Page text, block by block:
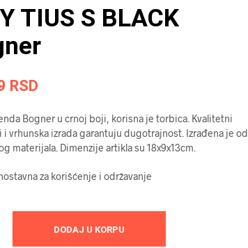
TIUS S BLACK
RSD
Bogner u crnoj boji, korisna je torbica. Kvalitetni
i vrhunska izrada garantuju dugotrajnost. Izrađena je od
materijala. Dimenzije artikla su 18x9x13cm.
za korišćenje i održavanje
DODAJ U KORPU